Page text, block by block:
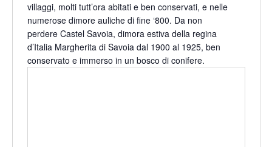
villaggi, molti tutt’ora abitati e ben conservati, e nelle
numerose dimore auliche di fine ‘800. Da non
perdere Castel Savoia, dimora estiva della regina
d’Italia Margherita di Savoia dal 1900 al 1925, ben
conservato e immerso in un bosco di conifere.